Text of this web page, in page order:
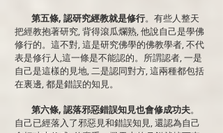
第五條, 認研究經教就是修行。有些人整天
把經教抱著研究, 背得滾瓜爛熟, 他說自己是學佛
修行的。這不對, 這是研究佛學的佛教學者, 不代
表是修行人,這一條是不能認的。所謂認者, 一是
自己是這樣的見地, 二是認同對方, 這兩種都包括
在裏邊, 都是錯誤的知見。
第六條, 認落邪惡錯誤知見也會修成功夫。
自己已經落入了邪惡見和錯誤知見, 還認為自己